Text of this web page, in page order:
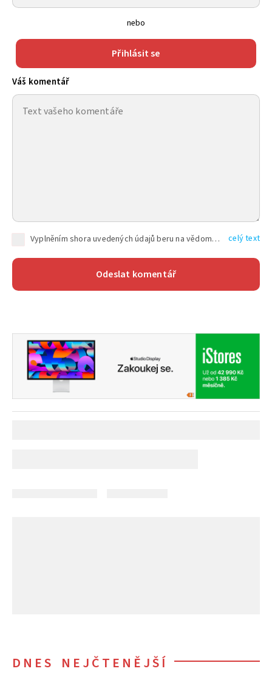
nebo
Přihlásit se
Váš komentář
Vyplněním shora uvedených údajů beru na vědomí, že společnost TEXT FACTORY s.r.o., sídlem Brno, Durďákova 336/29, Černá Pole, PSČ: 613 00, IČ: 06157831, zapsané u Krajského soudu v Brně, oddíl C, vložka 100399, bude zpracovávat mé osobní údaje uvedené v rámci mnou vyplněného registračního formuláře na základě oprávněných zájmů TEXT FACTORY s.r.o. dle čl. 6 odst. 1 písm. f) GDPR a pro splnění právních povinností (čl. 6 odst. 1 písm. c) GDPR), a to pro tyto účely: nezbytnost zajistit oprávnění návštěvníka webových stránek provozovaných společností TEXT FACTORY s.r.o. přispívat aktivně ke zveřejněným článkům nebo v rámci diskusních fór a výkon práv TEXT FACTORY s.r.o. jako administrátora těchto diskusních fór. Více informací o zpracování osobních údajů a právech lze nalézt v celý text
DNES NEJČTENĚJŠÍ